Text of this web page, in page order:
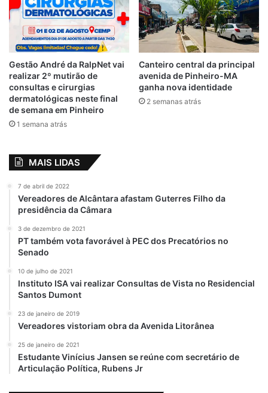
espécie de João Alberto, Cesar Maia,
Sebastião Madeira, Ildon Marques, Luís
Fernando Silva, que se bobear, não se
elege mais nem para vereador de João
Lisboa. Após deixar o governo, será um
simples jogador sem clube, ninguém
lembrará mais.
Após benção de
é eleito membro da
Academia
Maranhense de
Letras
22 de outubro de 2021
Em "PINHEIRO-MA"
imita Bolsonaro ao
arregar dos
Em "POLÍTICA"
Pesquisa fabricada
nos porões do
Palácio dos Leões
pela DataIlha
coloca Brandão na
18 de novembro de 2021
Em "PINHEIRO-MA"
Gestão André da RalpNet vai
realizar 2º mutirão de
consultas e cirurgias
dermatológicas neste final
de semana em Pinheiro
1 semana atrás
Canteiro central da principal
avenida de Pinheiro-MA
ganha nova identidade
2 semanas atrás
MAIS LIDAS
7 de abril de 2022
Vereadores de Alcântara afastam Guterres Filho da
presidência da Câmara
3 de dezembro de 2021
PT também vota favorável à PEC dos Precatórios no
Senado
10 de julho de 2021
Instituto ISA vai realizar Consultas de Vista no Residencial
Santos Dumont
23 de janeiro de 2019
Vereadores vistoriam obra da Avenida Litorânea
25 de janeiro de 2021
Estudante Vinícius Jansen se reúne com secretário de
Articulação Política, Rubens Jr